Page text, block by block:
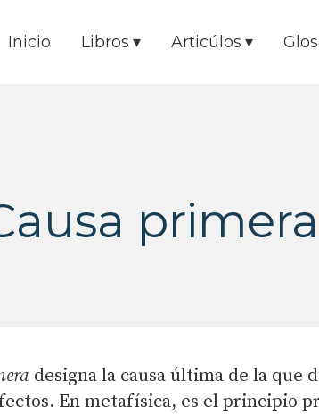
Inicio Libros Articúlos
primera
designa la causa última de la que
En metafísica, es el principio